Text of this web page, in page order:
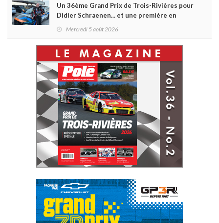
Un 36ème Grand Prix de Trois-Rivières pour
Didier Schraenen... et une première en
Mercredi 5 août 2026